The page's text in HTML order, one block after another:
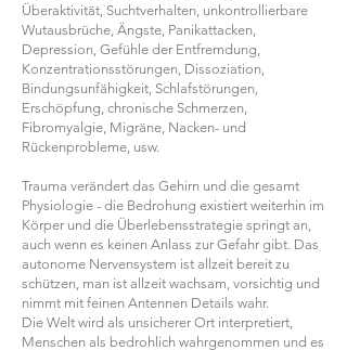
Überaktivität, Suchtverhalten, unkontrollierbare
Wutausbrüche, Ängste, Panikattacken,
Depression, Gefühle der Entfremdung,
Konzentrationsstörungen, Dissoziation,
Bindungsunfähigkeit, Schlafstörungen,
Erschöpfung, chronische Schmerzen,
Fibromyalgie, Migräne, Nacken- und
Rückenprobleme, usw.
Trauma verändert das Gehirn und die gesamt
Physiologie - die Bedrohung existiert weiterhin im
Körper und die Überlebensstrategie springt an,
auch wenn es keinen Anlass zur Gefahr gibt. Das
autonome Nervensystem ist allzeit bereit zu
schützen, man ist allzeit wachsam, vorsichtig und
nimmt mit feinen Antennen Details wahr.
Die Welt wird als unsicherer Ort interpretiert,
Menschen als bedrohlich wahrgenommen und es